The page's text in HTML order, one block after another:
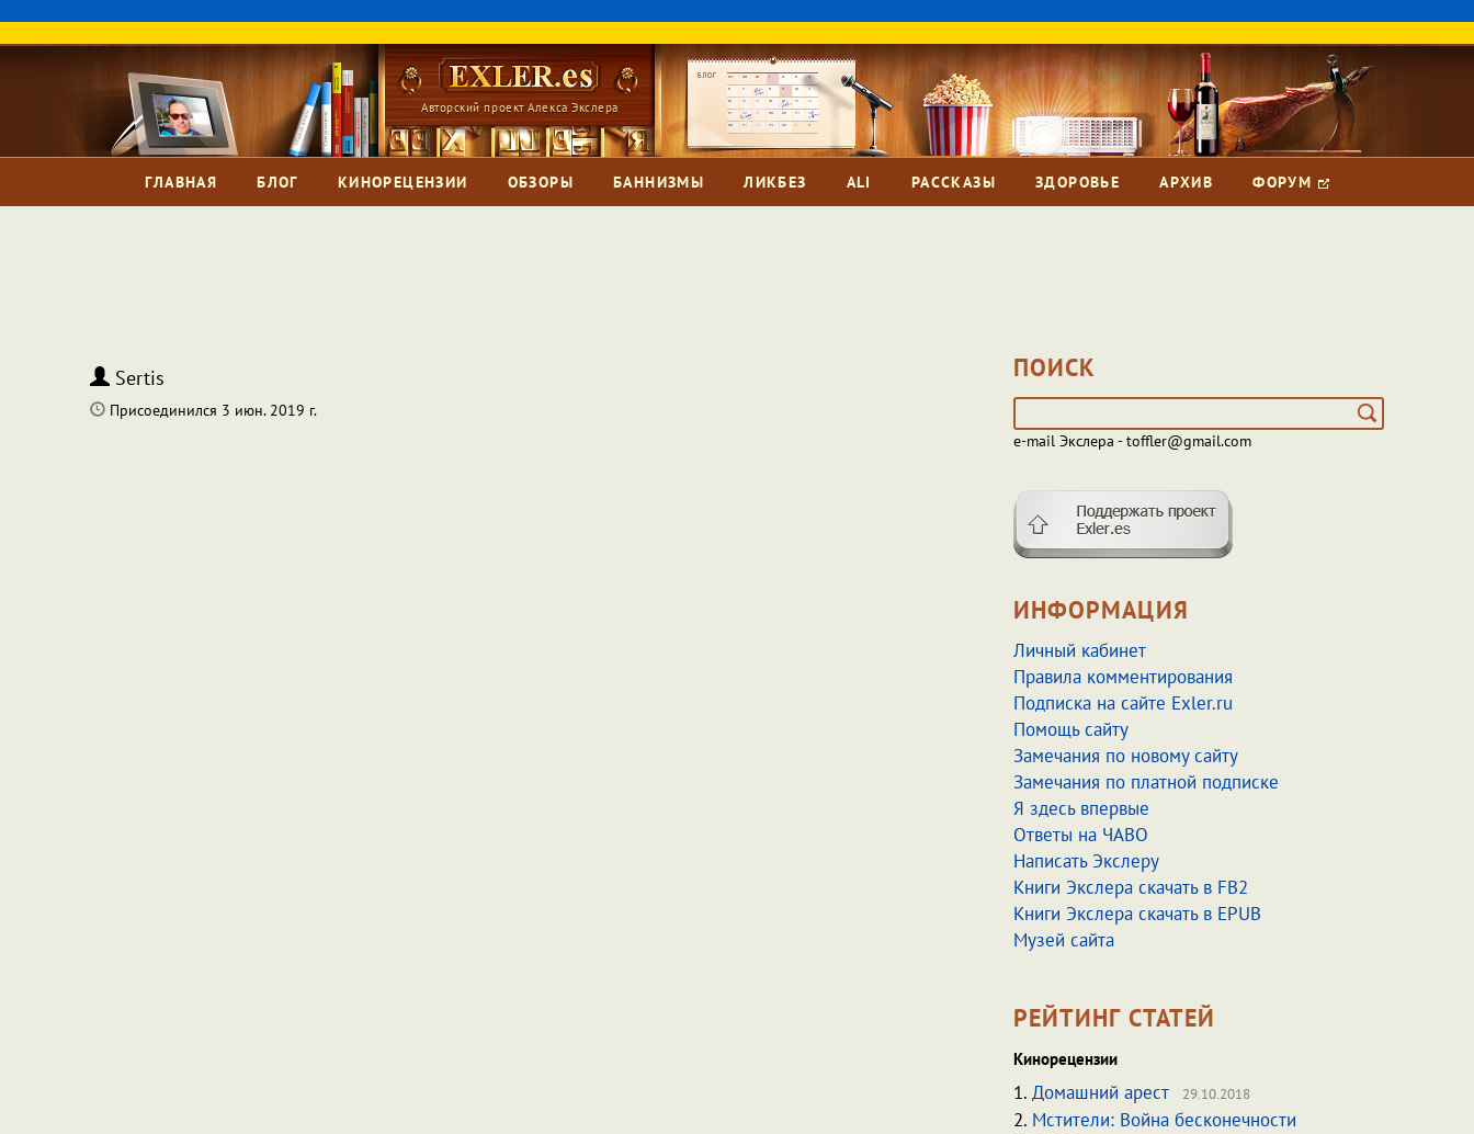
Авторский проект Алекса Экслера
ГЛАВНАЯ БЛОГ КИНОРЕЦЕНЗИИ ОБЗОРЫ БАННИЗМЫ ЛИКБЕЗ ALI РАССКАЗЫ ЗДОРОВЬЕ АРХИВ ФОРУМ
Sertis
Присоединился 3 июн. 2019 г.
ПОИСК
e-mail Экслера - toffler@gmail.com
ИНФОРМАЦИЯ
Личный кабинет
Правила комментирования
Подписка на сайте Exler.ru
Помощь сайту
Замечания по новому сайту
Замечания по платной подписке
Я здесь впервые
Ответы на ЧАВО
Написать Экслеру
Книги Экслера скачать в FB2
Книги Экслера скачать в EPUB
Музей сайта
РЕЙТИНГ СТАТЕЙ
Кинорецензии
1. Домашний арест 29.10.2018
2. Мстители: Война бесконечности